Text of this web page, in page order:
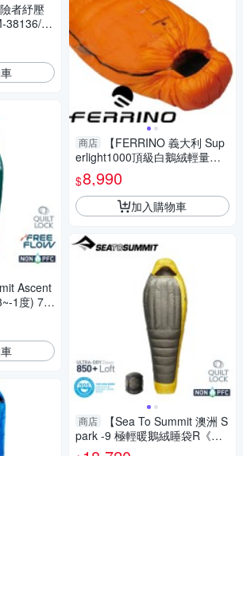
者紓壓
38136/露
睡袋/戶外
Ascent
1度) 78
商店
【FERRINO 義大利 Sup
erlight1000頂級白鵝絨輕量睡
袋(-12℃ 600g FP750)】D486
190/
$8,990
加入購物車
商店
【Sea To Summit 澳洲 S
park -9 極輕暖鵝絨睡袋R《灰
金》】SL041072/保暖睡袋/舒
$ 18,720